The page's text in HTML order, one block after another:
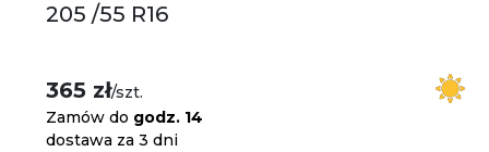
205 /55 R16
365 zł/szt.
Zamów do godz. 14
dostawa za 3 dni